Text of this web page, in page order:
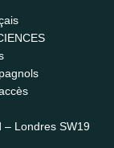
– Londres SW19